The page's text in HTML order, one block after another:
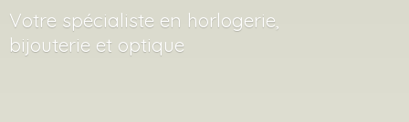
Votre spécialiste en horlogerie,
bijouterie et optique